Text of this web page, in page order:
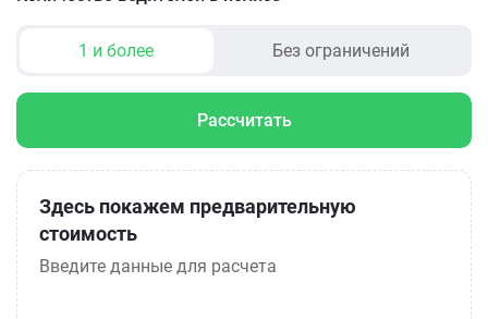
1 и более Без ограничений
Рассчитать
Здесь покажем предварительную
стоимость
Введите данные для расчета